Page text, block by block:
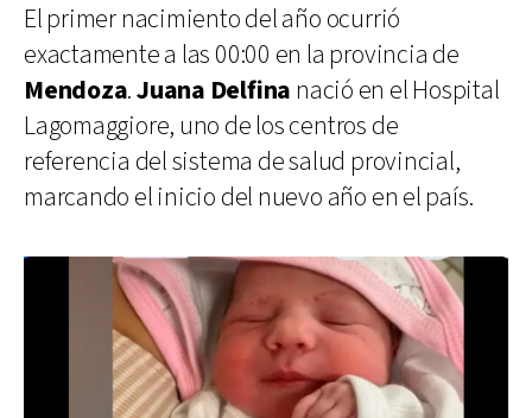
El primer nacimiento del año ocurrió
exactamente a las 00:00 en la provincia de
Mendoza.Juana Delfina nació en el Hospital
Lagomaggiore, uno de los centros de
referencia del sistema de salud provincial,
marcando el inicio del nuevo año en el país.